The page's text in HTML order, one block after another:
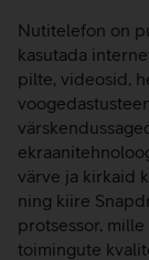
Nutitelefon on
kasutada
pilte, videosid,
värve ja kirkaid
ning kiire
protsessor,
toimingute